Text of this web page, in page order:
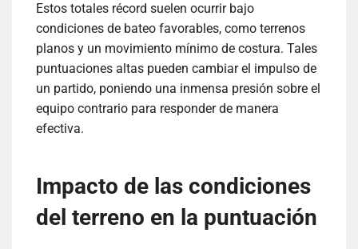
Estos totales récord suelen ocurrir bajo
condiciones de bateo favorables, como terrenos
planos y un movimiento mínimo de costura. Tales
puntuaciones altas pueden cambiar el impulso de
un partido, poniendo una inmensa presión sobre el
equipo contrario para responder de manera
efectiva.
Impacto de las condiciones
del terreno en la puntuación